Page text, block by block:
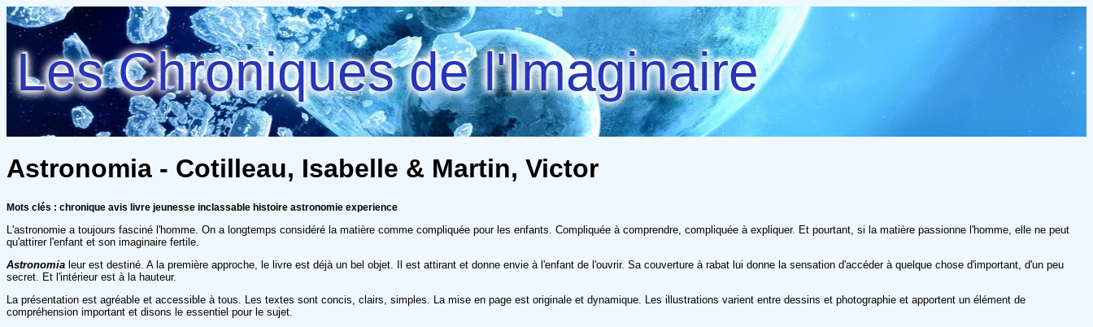
Les Chroniques de l'Imaginaire
Astronomia - Cotilleau, Isabelle & Martin, Victor
Mots clés : chronique avis livre jeunesse inclassable histoire astronomie experience
L'astronomie a toujours fasciné l'homme. On a longtemps considéré la matière comme compliquée pour les enfants. Compliquée à comprendre, compliquée à expliquer. Et pourtant, si la matière passionne l'homme, elle ne peut
qu'attirer l'enfant et son imaginaire fertile.
Astronomia leur est destiné. A la première approche, le livre est déjà un bel objet. Il est attirant et donne envie à l'enfant de l'ouvrir. Sa couverture à rabat lui donne la sensation d'accéder à quelque chose d'important, d'un peu
secret. Et l'intérieur est à la hauteur.
La présentation est agréable et accessible à tous. Les textes sont concis, clairs, simples. La mise en page est originale et dynamique. Les illustrations varient entre dessins et photographie et apportent un élément de
compréhension important et disons le essentiel pour le sujet.